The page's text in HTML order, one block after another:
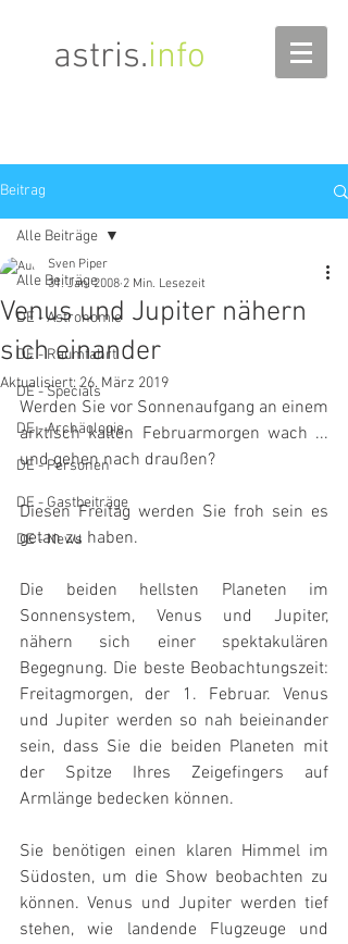
astris.info
Beitrag
Alle Beiträge
DE - Astronomie
DE - Raumfahrt
DE - Specials
DE - Archäologie
DE - Personen
DE - Gastbeiträge
DE - News
Alle Beiträge
Venus und Jupiter nähern
sich einander
Sven Piper
31. Jan. 2008 2 Min. Lesezeit
Aktualisiert: 26. März 2019
Werden Sie vor Sonnenaufgang an einem
arktisch kalten Februarmorgen wach ...
und gehen nach draußen?
Diesen Freitag werden Sie froh sein es
getan zu haben.
Die beiden hellsten Planeten im
Sonnensystem, Venus und Jupiter,
nähern sich einer spektakulären
Begegnung. Die beste Beobachtungszeit:
Freitagmorgen, der 1. Februar. Venus
und Jupiter werden so nah beieinander
sein, dass Sie die beiden Planeten mit
der Spitze Ihres Zeigefingers auf
Armlänge bedecken können.
Sie benötigen einen klaren Himmel im
Südosten, um die Show beobachten zu
können. Venus und Jupiter werden tief
stehen, wie landende Flugzeuge und